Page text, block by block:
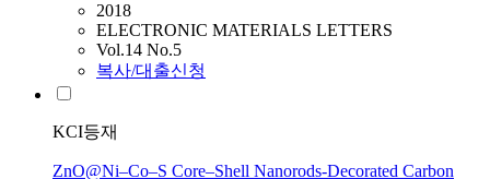
2018
ELECTRONIC MATERIALS LETTERS
Vol.14 No.5
복사/대출신청
KCI등재
ZnO@Ni–Co–S Core–Shell Nanorods-Decorated Carbon